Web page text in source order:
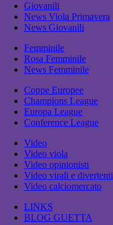
Giovanili
News Viola Primavera
News Giovanili
Femminile
Rosa Femminile
News Femminile
Coppe Europee
Champions League
Europa League
Conference League
Video
Video viola
Video opinionisti
Video virali e divertenti
Video calciomercato
LINKS
BLOG GUETTA